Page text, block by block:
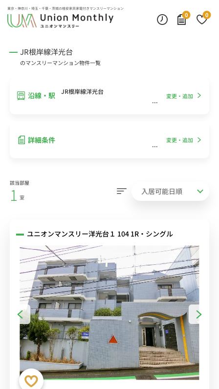
東京・神奈川・埼玉・千葉・茨城の格安家具家電付きマンスリーマンション
0
0
JR根岸線洋光台
のマンスリーマンション物件一覧
沿線・駅 JR根岸線洋光台
変更・追加
詳細条件 変更・追加
該当部屋
1 室
ユニオンマンスリー洋光台１ 104 1R・シングル